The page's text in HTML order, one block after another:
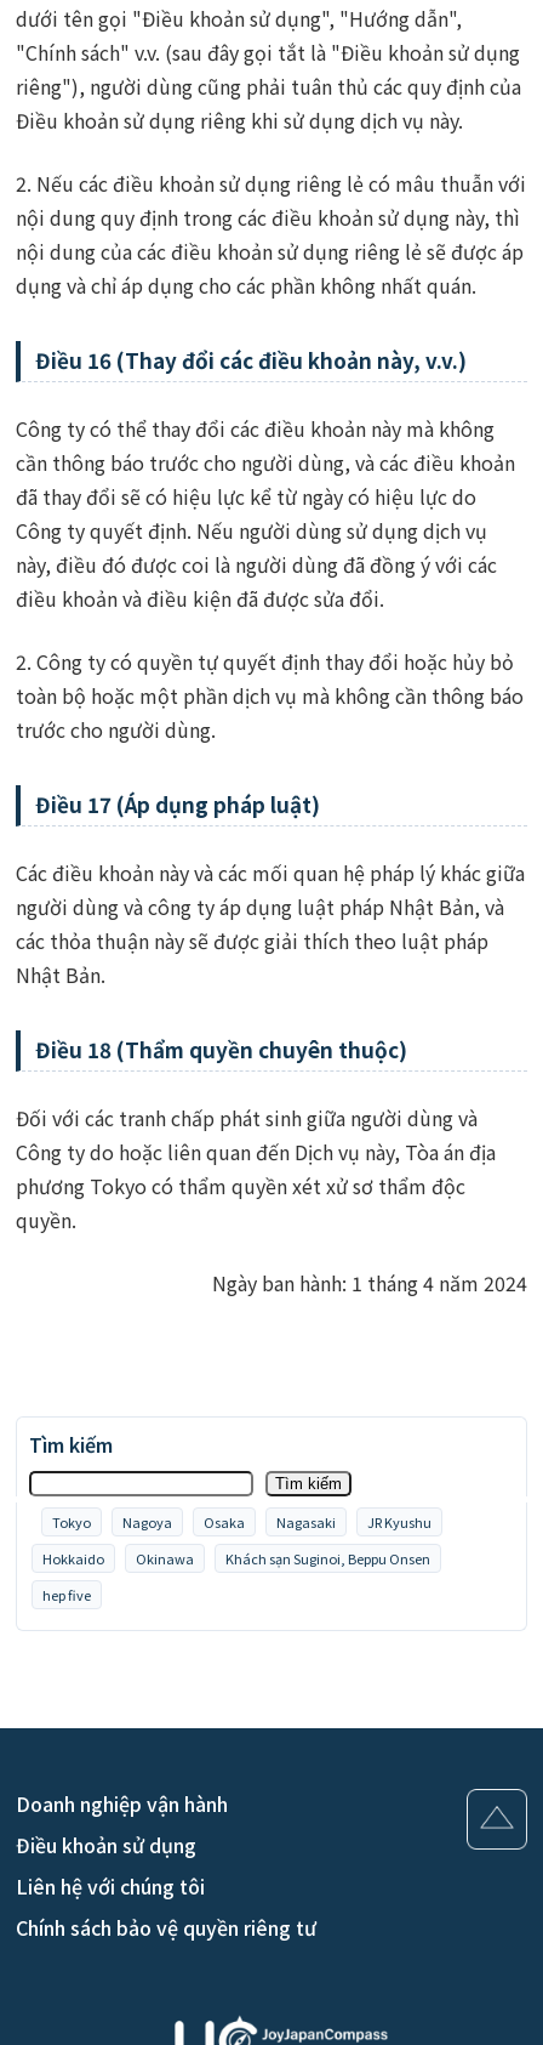
dưới tên gọi "Điều khoản sử dụng", "Hướng dẫn",
"Chính sách" v.v. (sau đây gọi tắt là "Điều khoản sử dụng
riêng"), người dùng cũng phải tuân thủ các quy định của
Điều khoản sử dụng riêng khi sử dụng dịch vụ này.
2. Nếu các điều khoản sử dụng riêng lẻ có mâu thuẫn với
nội dung quy định trong các điều khoản sử dụng này, thì
nội dung của các điều khoản sử dụng riêng lẻ sẽ được áp
dụng và chỉ áp dụng cho các phần không nhất quán.
Điều 16 (Thay đổi các điều khoản này, v.v.)
Công ty có thể thay đổi các điều khoản này mà không
cần thông báo trước cho người dùng, và các điều khoản
đã thay đổi sẽ có hiệu lực kể từ ngày có hiệu lực do
Công ty quyết định. Nếu người dùng sử dụng dịch vụ
này, điều đó được coi là người dùng đã đồng ý với các
điều khoản và điều kiện đã được sửa đổi.
2. Công ty có quyền tự quyết định thay đổi hoặc hủy bỏ
toàn bộ hoặc một phần dịch vụ mà không cần thông báo
trước cho người dùng.
Điều 17 (Áp dụng pháp luật)
Các điều khoản này và các mối quan hệ pháp lý khác giữa
người dùng và công ty áp dụng luật pháp Nhật Bản, và
các thỏa thuận này sẽ được giải thích theo luật pháp
Nhật Bản.
Điều 18 (Thẩm quyền chuyên thuộc)
Đối với các tranh chấp phát sinh giữa người dùng và
Công ty do hoặc liên quan đến Dịch vụ này, Tòa án địa
phương Tokyo có thẩm quyền xét xử sơ thẩm độc
quyền.
Ngày ban hành: 1 tháng 4 năm 2024
Tìm kiếm
Tìm kiếm
Tokyo Nagoya Osaka Nagasaki
JR Kyushu
Hokkaido
Okinawa
Khách sạn Suginoi, Beppu Onsen
hep five
Doanh nghiệp vận hành
Điều khoản sử dụng
Liên hệ với chúng tôi
Chính sách bảo vệ quyền riêng tư